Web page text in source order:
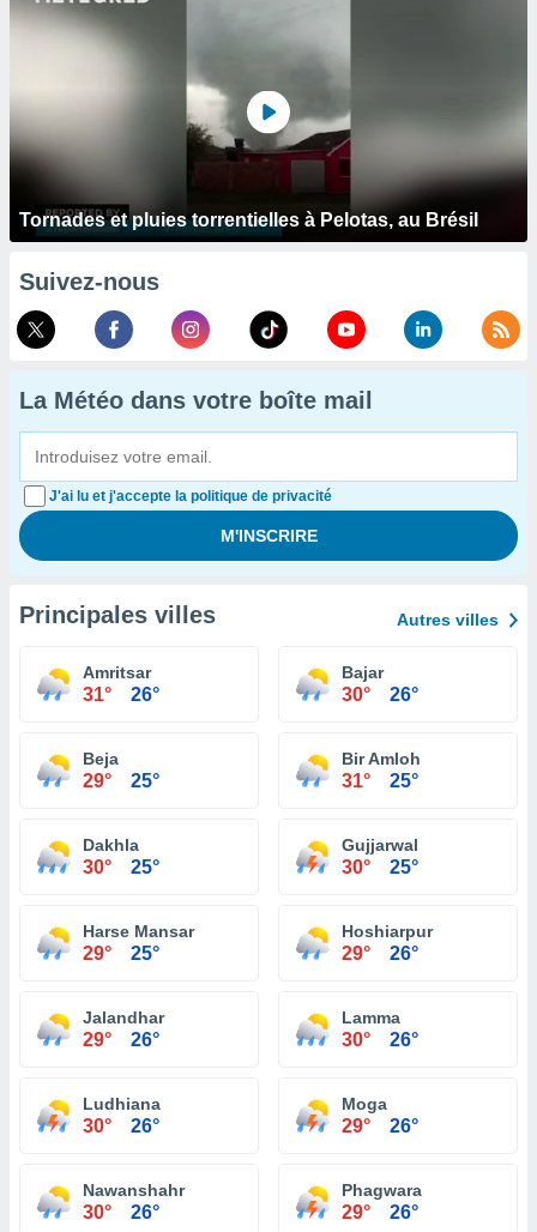
Tornades et pluies torrentielles à Pelotas, au Brésil
Suivez-nous
La Météo dans votre boîte mail
J'ai lu et j'accepte la politique de privacité
Principales villes Autres villes
Amritsar
31° 26°
Bajar
30° 26°
Beja
29° 25°
Bir Amloh
31° 25°
Dakhla
30° 25°
Gujjarwal
30° 25°
Harse Mansar
29° 25°
Hoshiarpur
29° 26°
Jalandhar
29° 26°
Lamma
30° 26°
Ludhiana
30° 26°
Moga
29° 26°
Nawanshahr
30° 26°
Phagwara
29° 26°